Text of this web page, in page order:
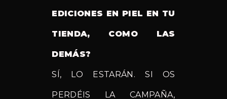
EDICIONES EN PIEL EN TU
TIENDA, COMO LAS
DEMÁS?
SÍ, LO ESTARÁN. SI OS
PERDÉIS LA CAMPAÑA,